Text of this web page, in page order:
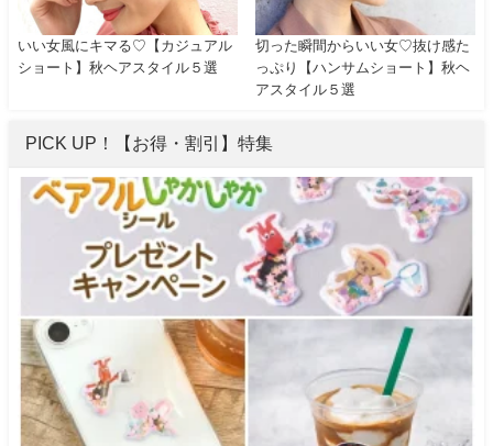
いい女風にキマる♡【カジュアル
ショート】秋ヘアスタイル５選
切った瞬間からいい女♡抜け感た
っぷり【ハンサムショート】秋ヘ
アスタイル５選
PICK UP！【お得・割引】特集